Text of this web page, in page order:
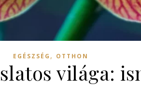
EGÉSZSÉG , OTTHON
világa: